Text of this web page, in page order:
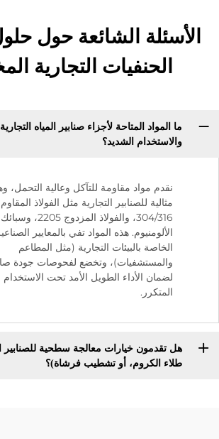
الأسئلة الشائعة حول
الحنفيات التجارية
ما المواد المتاحة لأجزاء صنابير المياه
والاستخدام الشديد؟
نقدم مواد مقاومة للتآكل وعالية التحمل،
مثالية للصنابير التجارية مثل الفولاذ
304/316، والفولاذ المزدوج 2205، وسبائك
الألومنيوم. هذه المواد تفي بالمعايير
الخاصة بالبيئات التجارية (مثل المطاعم
والمستشفيات)، وتخضع لفحوصات جودة
لضمان الأداء الطويل الأمد تحت الاستخدام
المتكرر.
هل تقدمون خيارات معالجة سطحية للصنابير
طلاء الكروم، أو تشطيب فرشاة)؟